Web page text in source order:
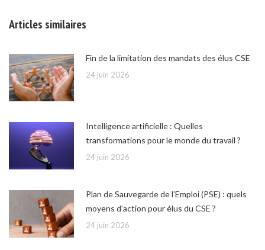
Articles similaires
Fin de la limitation des mandats des élus CSE
24 juin 2026
Intelligence artificielle : Quelles
transformations pour le monde du travail ?
24 juin 2026
Plan de Sauvegarde de l’Emploi (PSE) : quels
moyens d’action pour élus du CSE ?
24 juin 2026